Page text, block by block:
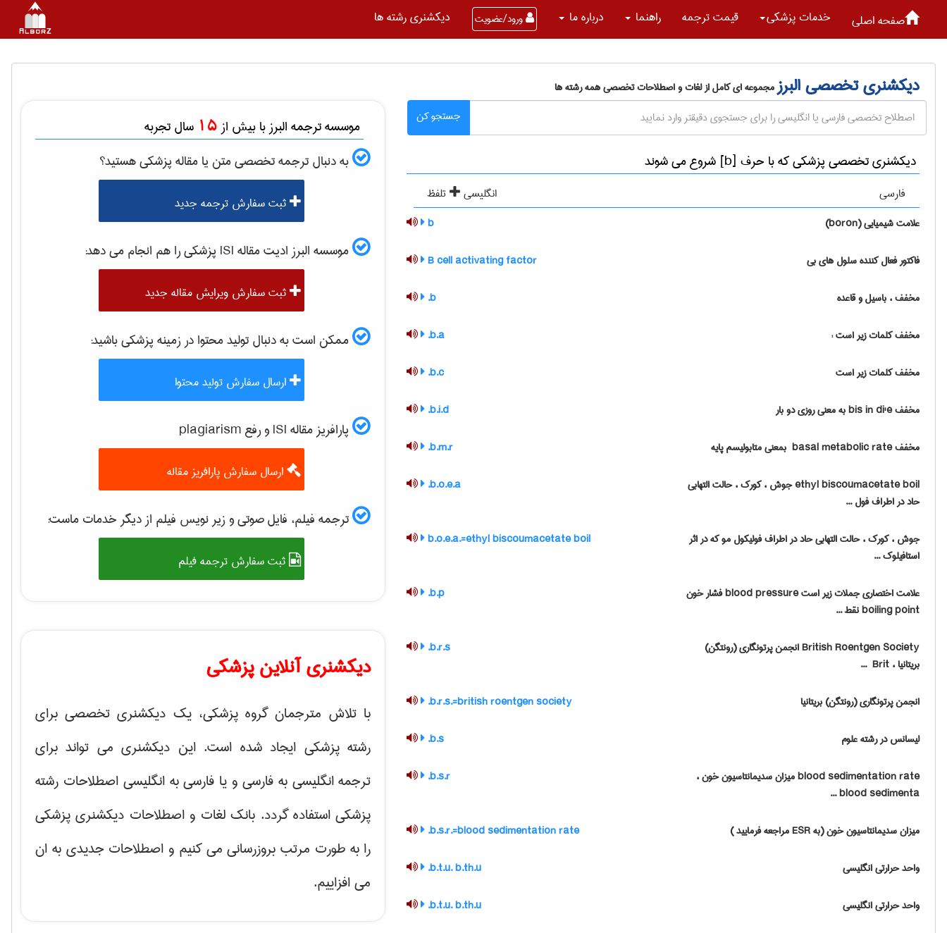
صفحه اصلی خدمات پزشكی قیمت ترجمه راهنما درباره ما ورود/عضویت دیکشنری رشته ها
دیکشنری تخصصی البرزمجموعه ای کامل از لغات و اصطلاحات تخصصی همه رشته ها
جستجو کن
دیکشنری تخصصی پزشكی که با حرف [b] شروع می شوند
فارسی انگلیسی تلفظ
علامت شیمیایی (boron) b
فاکتور فعال کننده سلول های بی B cell activating factor
مخفف ، باسیل و قاعده b.
مخفف کلمات زیر است : b.a.
مخفف کلمات زیر است b.c.
مخفف bis in di'e به معنی روزی دو بار b.i.d.
مخفف ‎ basal metabolic rate بمعنی متابولیسم پایه b.m.r.
ethyl biscoumacetate boil جوش ، کورک ، حالت التهابی
حاد در اطراف فول ...
b.o.e.a.
جوش ، کورک ، حالت التهابی حاد در اطراف فولیکول مو که در اثر
استافیلوک ...
b.o.e.a.=ethyl biscoumacetate boil
علامت اختصاری جملات زیر است blood pressure فشار خون
boiling point نقط ...
b.p.
British Roentgen Society انجمن پرتونگاری (رونتگن)
بریتانیا ، ‎ Brit ...
b.r.s.
انجمن پرتونگاری (رونتگن) بریتانیا b.r.s.=british roentgen society.
لیسانس در رشته علوم b.s.
blood sedimenta ...
b.s.r.
میزان سدیمانتاسیون خون (به ESR مراجعه فرمایید ) b.s.r.=blood sedimentation rate.
واحد حرارتی انگلیسی b.t.u. b.th.u.
واحد حرارتی انگلیسی b.t.u. b.th.u.
موسسه ترجمه البرز با بیش از 15 سال تجربه
به دنبال ترجمه تخصصی متن یا مقالهپزشكیهستید؟
ثبت سفارش ترجمه جدید
موسسه البرز ادیت مقاله ISI پزشكیرا هم انجام می دهد:
ثبت سفارش ویرایش مقاله جدید
ممکن است به دنبال تولید محتوا در زمینهپزشكیباشید:
ارسال سفارش تولید محتوا
پارافریز مقاله ISI و رفع plagiarism
ارسال سفارش پارافریز مقاله
ترجمه فیلم، فایل صوتی و زیر نویس فیلم از دیگر خدمات ماست:
ثبت سفارش ترجمه فیلم
دیکشنری آنلاین پزشکی
با تلاش مترجمان گروه پزشکی، یک دیکشنری تخصصی برای
رشته پزشکی ایجاد شده است. این دیکشنری می تواند برای
ترجمه انگلیسی به فارسی و یا فارسی به انگلیسی اصطلاحات رشته
پزشکی استفاده گردد. بانک لغات و اصطلاحات دیکشنری پزشکی
را به طورت مرتب بروزرسانی می کنیم و اصطلاحات جدیدی به ان
می افزاییم.